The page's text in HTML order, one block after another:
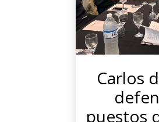
Carlos
puestos